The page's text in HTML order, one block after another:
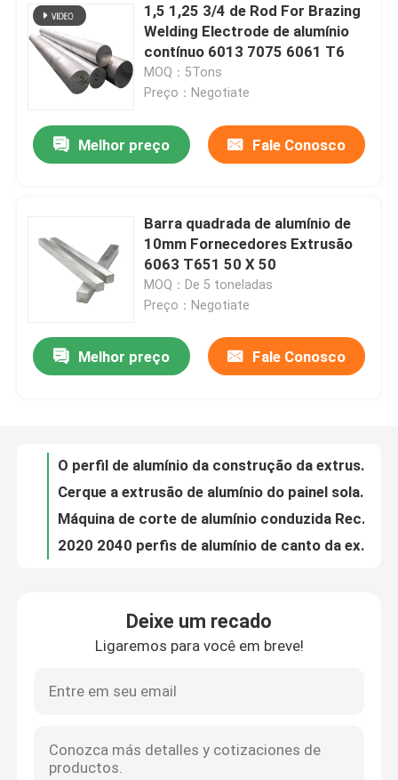
Casa
Vídeos
Fábrica
Controle de Qualidade
Bobina de alumínio do revestimento do moinho
Bobina de alumínio laminada
1,5 1,25 3/4 de Rod For Brazing
Welding Electrode de alumínio
contínuo 6013 7075 6061 T6
MOQ：5Tons
Preço：Negotiate
Melhor preço Fale Conosco
Barra quadrada de alumínio de
10mm Fornecedores Extrusão
6063 T651 50 X 50
MOQ：De 5 toneladas
Preço：Negotiate
Melhor preço Fale Conosco
O perfil de alumínio da construção da extrusão para a tira conduzida T da montagem de painel solar entalha 20x20 2040
A extrusão de alumínio arquitetónica perfila o rolo padrão europeu 1515 dobrável da letra de canal
As extrusões de alumínio do perfil da trilha da porta deslizante iluminam-se conduzido para o armário de cozinha
Os perfis de alumínio do Drywall conduziram a máquina da extrusão do canal para caramanchões 40x40mm 40x60 40x80
3030 2020 4040 2040 assoalhos de alumínio do vestuário do quadro da extrusão do perfil do T-entalhe 90 graus
Deixe um recado
Ligaremos para você em breve!